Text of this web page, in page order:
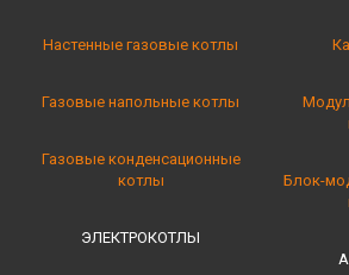
Настенные газовые котлы
Газовые напольные котлы
Газовые конденсационные
котлы
ЭЛЕКТРОКОТЛЫ
Блок-